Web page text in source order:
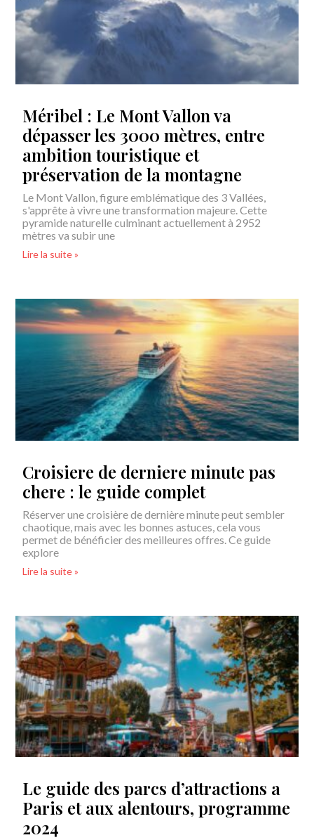
Méribel : Le Mont Vallon va
dépasser les 3000 mètres, entre
ambition touristique et
préservation de la montagne
Le Mont Vallon, figure emblématique des 3 Vallées,
s'apprête à vivre une transformation majeure. Cette
pyramide naturelle culminant actuellement à 2952
mètres va subir une
Lire la suite »
Croisiere de derniere minute pas
chere : le guide complet
Réserver une croisière de dernière minute peut sembler
chaotique, mais avec les bonnes astuces, cela vous
permet de bénéficier des meilleures offres. Ce guide
explore
Lire la suite »
Le guide des parcs d’attractions a
Paris et aux alentours, programme
2024